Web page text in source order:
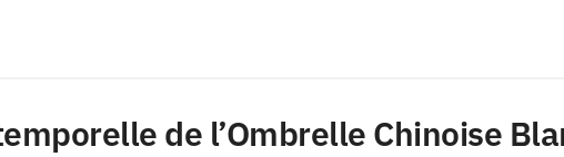
de l’Ombrelle Chinoise